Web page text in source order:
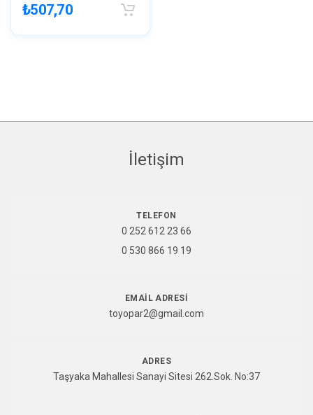
₺507,70
İletişim
TELEFON
0 252 612 23 66
0 530 866 19 19
EMAIL ADRESI
toyopar2@gmail.com
ADRES
Taşyaka Mahallesi Sanayi Sitesi 262.Sok. No:37